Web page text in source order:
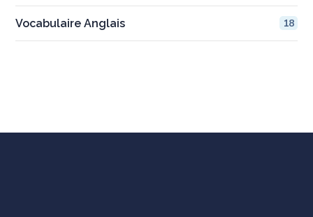
Vocabulaire Anglais 18